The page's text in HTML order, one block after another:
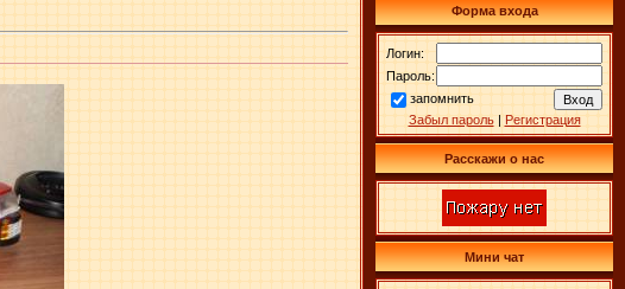
Форма входа
Логин:
Пароль:
запомнить
Забыл пароль| Регистрация
Расскажи о нас
Мини чат